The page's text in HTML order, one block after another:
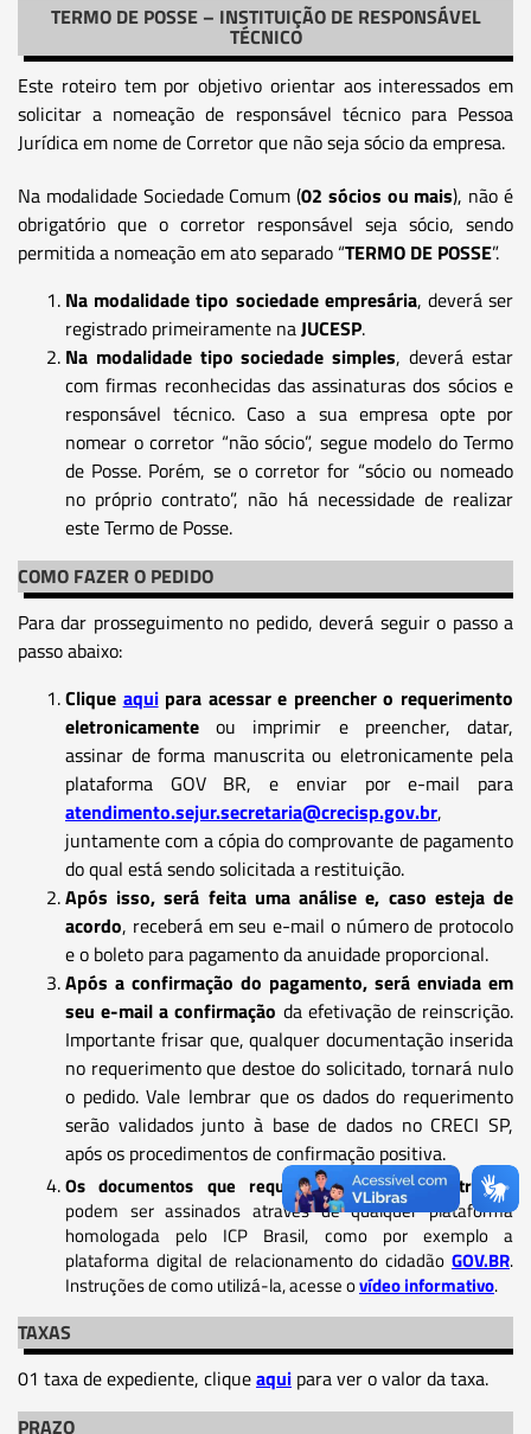
TERMO DE POSSE – INSTITUIÇÃO DE RESPONSÁVEL
TÉCNICO
Este roteiro tem por objetivo orientar aos interessados em
solicitar a nomeação de responsável técnico para Pessoa
Jurídica em nome de Corretor que não seja sócio da empresa.
Na modalidade Sociedade Comum (02 sócios ou mais), não é
obrigatório que o corretor responsável seja sócio, sendo
permitida a nomeação em ato separado “TERMO DE POSSE”.
Na modalidade tipo sociedade empresária, deverá ser
registrado primeiramente naJUCESP.
Na modalidade tipo sociedade simples, deverá estar
com firmas reconhecidas das assinaturas dos sócios e
responsável técnico. Caso a sua empresa opte por
nomear o corretor “não sócio”, segue modelo do Termo
de Posse. Porém, se o corretor for “sócio ou nomeado
no próprio contrato”, não há necessidade de realizar
este Termo de Posse.
COMO FAZER O PEDIDO
Para dar prosseguimento no pedido, deverá seguir o passo a
passo abaixo:
Clique aquipara acessar e preencher o requerimento
eletronicamente ou imprimir e preencher, datar,
assinar de forma manuscrita ou eletronicamente pela
plataforma GOV BR, e enviar por e-mail para
atendimento.sejur.secretaria@crecisp.gov.br,
juntamente com a cópia do comprovante de pagamento
do qual está sendo solicitada a restituição.
Após isso, será feita uma análise e, caso esteja de
acordo, receberá em seu e-mail o número de protocolo
e o boleto para pagamento da anuidade proporcional.
Após a confirmação do pagamento, será enviada em
seu e-mail a confirmação da efetivação de reinscrição.
Importante frisar que, qualquer documentação inserida
no requerimento que destoe do solicitado, tornará nulo
o pedido. Vale lembrar que os dados do requerimento
serão validados junto à base de dados no CRECI SP,
após os procedimentos de confirmação positiva.
Os documentos que requerem assinatura eletrônica
podem ser assinados através de qualquer plataforma
homologada pelo ICP Brasil, como por exemplo a
plataforma digital de relacionamento do cidadão GOV.BR.
Instruções de como utilizá-la, acesse ovídeo informativo.
TAXAS
01 taxa de expediente, cliqueaqui para ver o valor da taxa.
PRAZO